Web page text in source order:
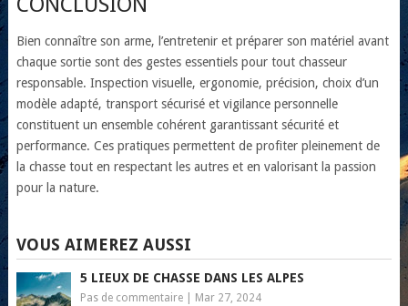
Bien connaître son arme, l’entretenir et préparer son matériel avant
chaque sortie sont des gestes essentiels pour tout chasseur
responsable. Inspection visuelle, ergonomie, précision, choix d’un
modèle adapté, transport sécurisé et vigilance personnelle
constituent un ensemble cohérent garantissant sécurité et
performance. Ces pratiques permettent de profiter pleinement de
la chasse tout en respectant les autres et en valorisant la passion
pour la nature.
VOUS AIMEREZ AUSSI
5 LIEUX DE CHASSE DANS LES ALPES
Pas de commentaire| Mar 27, 2024